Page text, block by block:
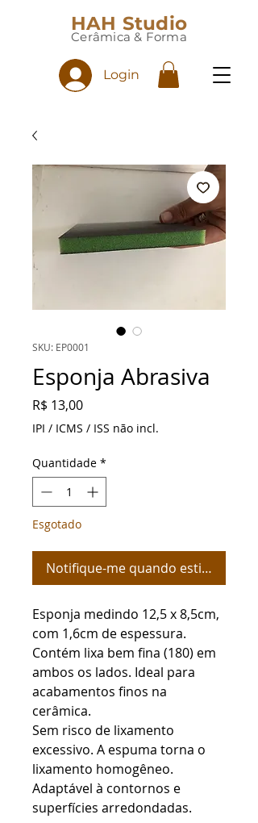
HAH Studio
Cerâmica & Forma
Login
SKU: EP0001
Esponja Abrasiva
R$ 13,00Preço
IPI / ICMS / ISS não incl.
Quantidade *
Esgotado
Notifique-me quando estiver
Esponja medindo 12,5 x 8,5cm,
com 1,6cm de espessura.
Contém lixa bem fina (180) em
ambos os lados. Ideal para
acabamentos finos na
cerâmica.
Sem risco de lixamento
excessivo. A espuma torna o
lixamento homogêneo.
Adaptável à contornos e